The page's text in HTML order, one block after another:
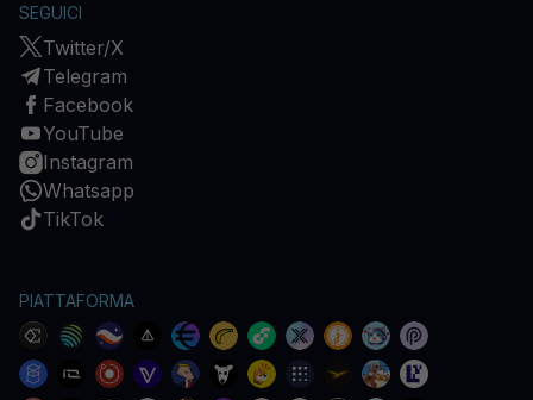
SEGUICI
Twitter/X
Telegram
Facebook
YouTube
Instagram
Whatsapp
TikTok
PIATTAFORMA